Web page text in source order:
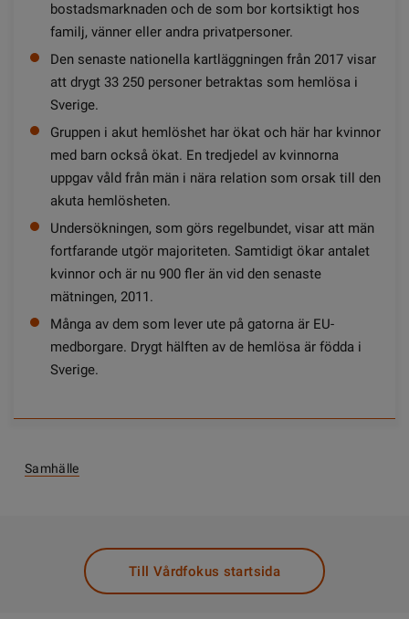
bostadsmarknaden och de som bor kortsiktigt hos
familj, vänner eller andra privatpersoner.
Den senaste nationella kartläggningen från 2017 visar
att drygt 33 250 personer betraktas som hemlösa i
Sverige.
Gruppen i akut hemlöshet har ökat och här har kvinnor
med barn också ökat. En tredjedel av kvinnorna
uppgav våld från män i nära relation som orsak till den
akuta hemlösheten.
Undersökningen, som görs regelbundet, visar att män
fortfarande utgör majoriteten. Samtidigt ökar antalet
kvinnor och är nu 900 fler än vid den senaste
mätningen, 2011.
Många av dem som lever ute på gatorna är EU-
medborgare. Drygt hälften av de hemlösa är födda i
Sverige.
Samhälle
Till Vårdfokus startsida